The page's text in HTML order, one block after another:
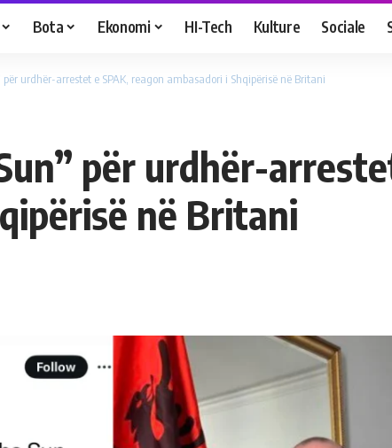
Bota Ekonomi HI-Tech Kulture Sociale
urdhër-arrestet e SPAK, reagon ambasadori i Shqipërisë në Britani
për urdhër-
në Britani